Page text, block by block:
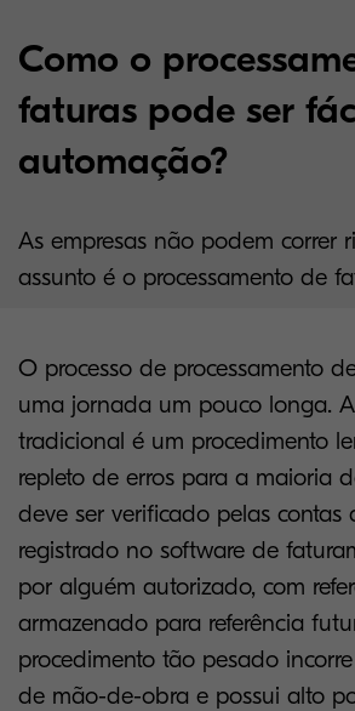
Como o
faturas pode ser
automação?
As empresas não podem correr
assunto é o processamento de
O processo de processamento
uma jornada um pouco longa.
tradicional é um procedimento
repleto de erros para a maioria
deve ser verificado pelas contas
registrado no software de
por alguém autorizado, com
armazenado para referência
procedimento tão pesado
de mão-de-obra e possui alto